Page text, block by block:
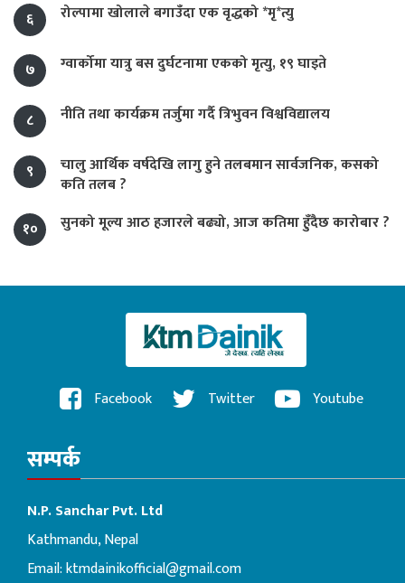
६ रोल्पामा खोलाले बगाउँदा एक वृद्धको *मृ*त्यु
७ ग्वार्कोमा यात्रु बस दुर्घटनामा एकको मृत्यु, १९ घाइते
८ नीति तथा कार्यक्रम तर्जुमा गर्दै त्रिभुवन विश्वविद्यालय
९
चालु आर्थिक वर्षदेखि लागु हुने तलबमान सार्वजनिक, कसको
कति तलब ?
१०
सुनको मूल्य आठ हजारले बढ्यो, आज कतिमा हुँदैछ कारोबार ?
Facebook Twitter Youtube
सम्पर्क
N.P. Sanchar Pvt. Ltd
Kathmandu, Nepal
Email:ktmdainikofficial@gmail.com